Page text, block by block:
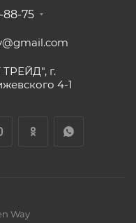
88-75
г.
4-1
Way